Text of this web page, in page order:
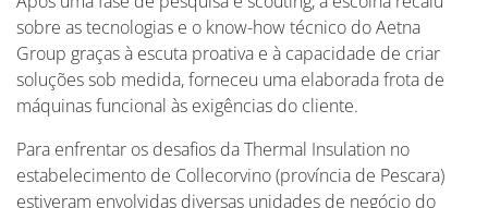
sobre as tecnologias e o know-how técnico do Aetna
Group graças à escuta proativa e à capacidade de criar
soluções sob medida, forneceu uma elaborada frota de
máquinas funcional às exigências do cliente.
Para enfrentar os desafios da Thermal Insulation no
estabelecimento de Collecorvino (província de Pescara)
estiveram envolvidas diversas unidades de negócio do